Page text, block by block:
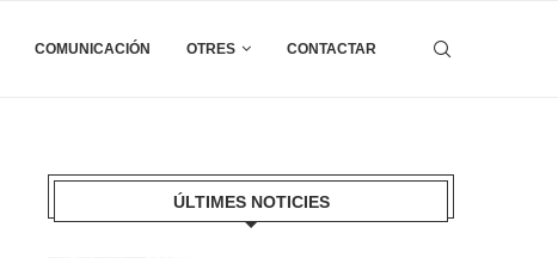
COMUNICACIÓN OTRES CONTACTAR
ÚLTIMES NOTICIES